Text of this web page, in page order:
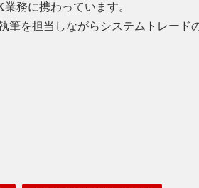
務に携わっています。
を担当しながらシステムトレード